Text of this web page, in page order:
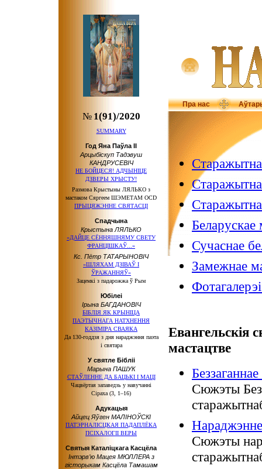
Пра нас
№ 1(91)/2020
SUMMARY
Год Яна Паўла ІІ
Арцыбіскуп Тадэвуш
КАНДРУСЕВІЧ
НЕ БОЙЦЕСЯ! АДЧЫНІЦЕ
ДЗВЕРЫ ХРЫСТУ!
Размова Крыстыны ЛЯЛЬКО з
мастаком Сяргеем ШЭМЕТАМ OCD
ПРЫЦЯЖЭННЕ СВЯТАСЦІ
Спадчына
Крыстына ЛЯЛЬКО
«ДАЙЦЕ СЁННЯШНЯМУ СВЕТУ
ФРАНЦІШКАЎ...»
Кс. Пётр ТАТАРЫНОВІЧ
«ШЛЯХАМ ДЗІВАЎ І
ЎРАЖАННЯЎ»
Зацемкі з падарожжа ў Рым
Юбілеі
Ірына БАГДАНОВІЧ
БІБЛІЯ ЯК КРЫНІЦА
ПАЭТЫЧНАГА НАТХНЕННЯ
КАЗІМІРА СВАЯКА
Да 130-годдзя з дня нараджэння паэта
і святара
У святле Бібліі
Марына ПАШУК
СТАЎЛЕННЕ ДА БАЦЬКІ І МАЦІ
Чацвёртая запаведзь у навучанні
Сіраха (3, 1–16)
Адукацыя
Айцец Яўген МАЛІНОЎСКІ
ПАТЭРНАЛІСЦКАЯ ПАДАПЛЁКА
ПСІХАЛОГІІ ВЕРЫ
Святыя Каталіцкага Касцёла
Інтэрв’ю Мацея МЮЛЛЕРА з
гісторыкам Касцёла Тамашам
Сучаснае
Замежнае
Евангельскія
мастацтве
Сюжэты
Сюжэты